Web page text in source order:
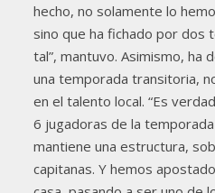
hecho, no solamente lo
sino que ha fichado por dos
tal”, mantuvo. Asimismo, ha
una temporada transitoria,
en el talento local. “Es
6 jugadoras de la
mantiene una estructura,
capitanas. Y hemos